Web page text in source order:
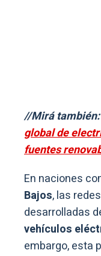
//Mirá también:
global de
fuentes
En naciones
Bajos, las
desarrolladas
vehículos
embargo, esta